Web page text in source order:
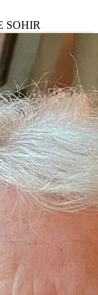
SOHIR